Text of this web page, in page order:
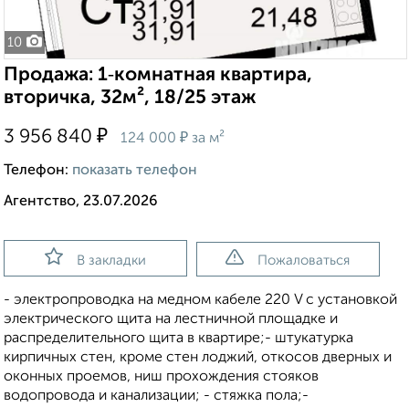
10
Продажа: 1‑комнатная квартира,
вторичка, 32м², 18/25 этаж
3 956 840 ₽ 124 000 ₽ за м²
Телефон: показать телефон
Агентство, 23.07.2026
В закладки Пожаловаться
- электропроводка на медном кабеле 220 V с установкой
электрического щита на лестничной площадке и
распределительного щита в квартире;- штукатурка
кирпичных стен, кроме стен лоджий, откосов дверных и
оконных проемов, ниш прохождения стояков
водопровода и канализации; - стяжка пола;-